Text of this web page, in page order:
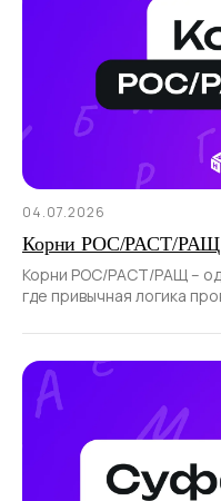
04.07.2026
Корни РОС/РАСТ/РАЩ
Корни РОС/РАСТ/РАЩ –
где привычная логика